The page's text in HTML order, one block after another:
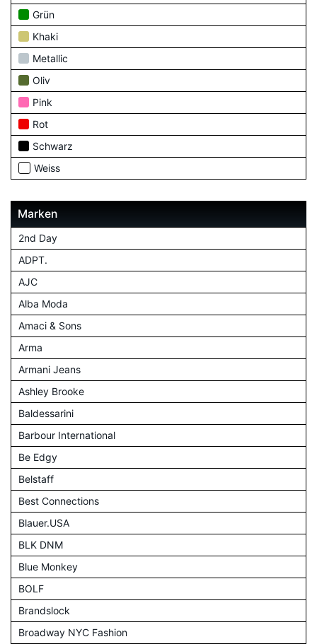
Grün
Khaki
Metallic
Oliv
Pink
Rot
Schwarz
Weiss
Marken
2nd Day
ADPT.
AJC
Alba Moda
Amaci & Sons
Arma
Armani Jeans
Ashley Brooke
Baldessarini
Barbour International
Be Edgy
Belstaff
Best Connections
Blauer.USA
BLK DNM
Blue Monkey
BOLF
Brandslock
Broadway NYC Fashion